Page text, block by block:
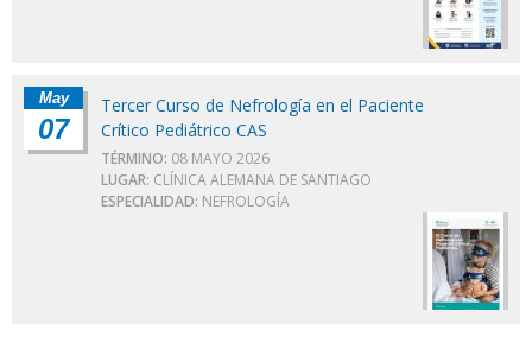
May
07
Tercer Curso de Nefrología en el Paciente
Crítico Pediátrico CAS
TÉRMINO: 08 MAYO 2026
LUGAR: CLÍNICA ALEMANA DE SANTIAGO
ESPECIALIDAD: NEFROLOGÍA